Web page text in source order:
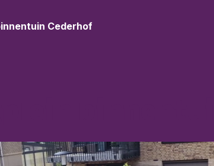
Cederhof